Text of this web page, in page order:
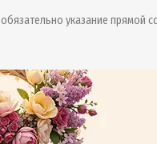
указание прямой